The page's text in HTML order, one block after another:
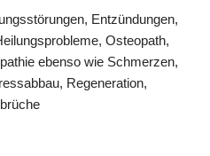
Entzündungen,
Osteopath,
ebenso wie Schmerzen,
Regeneration,